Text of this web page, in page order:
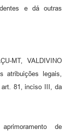
e dá outras
MT, VALDIVINO
atribuições legais,
81, inciso III, da
de